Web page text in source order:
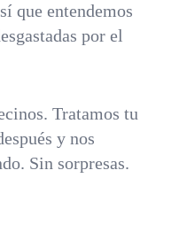
que entendemos
por el
Tratamos tu
y nos
Sin sorpresas.